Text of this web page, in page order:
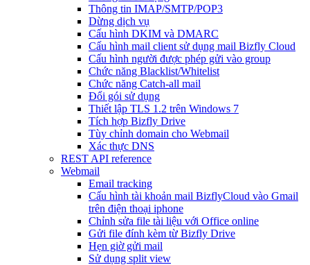
Thông tin IMAP/SMTP/POP3
Dừng dịch vụ
Cấu hình DKIM và DMARC
Cấu hình mail client sử dụng mail Bizfly Cloud
Cấu hình người được phép gửi vào group
Chức năng Blacklist/Whitelist
Chức năng Catch-all mail
Đổi gói sử dụng
Thiết lập TLS 1.2 trên Windows 7
Tích hợp Bizfly Drive
Tùy chỉnh domain cho Webmail
Xác thực DNS
REST API reference
Webmail
Email tracking
Cấu hình tài khoản mail BizflyCloud vào Gmail
trên điện thoại iphone
Chỉnh sửa file tài liệu với Office online
Gửi file đính kèm từ Bizfly Drive
Hẹn giờ gửi mail
Sử dụng split view